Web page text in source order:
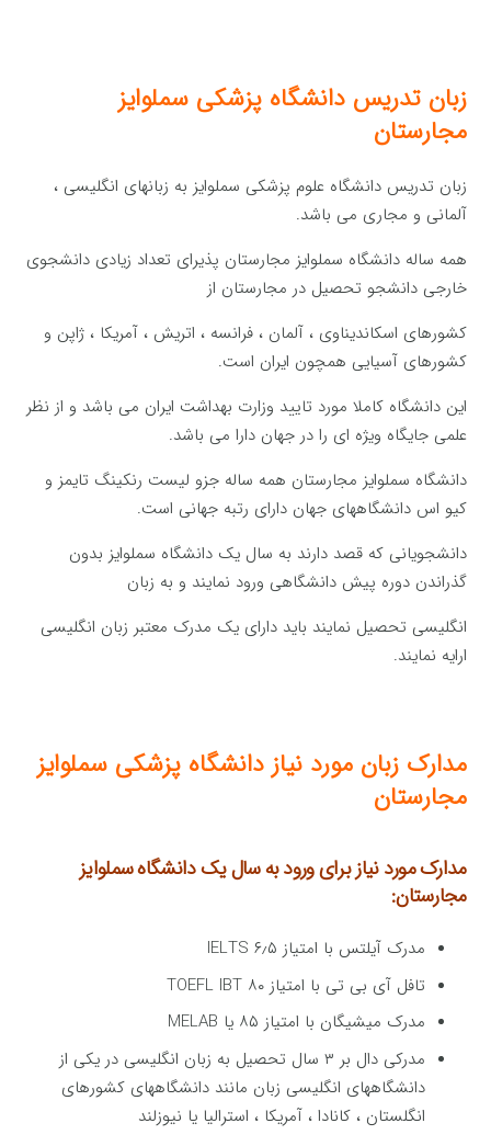
زبان تدریس دانشگاه پزشکی سملوایز
مجارستان
زبان تدریس دانشگاه علوم پزشکی سملوایز به زبانهای انگلیسی ،
آلمانی و مجاری می باشد.
همه ساله دانشگاه سملوایز مجارستان پذیرای تعداد زیادی دانشجوی
خارجی دانشجو تحصیل در مجارستان از
کشورهای اسکاندیناوی ، آلمان ، فرانسه ، اتریش ، آمریکا ، ژاپن و
کشورهای آسیایی همچون ایران است.
این دانشگاه کاملا مورد تایید وزارت بهداشت ایران می باشد و از نظر
علمی جایگاه ویژه ای را در جهان دارا می باشد.
دانشگاه سملوایز مجارستان همه ساله جزو لیست رنکینگ تایمز و
کیو اس دانشگاههای جهان دارای رتبه جهانی است.
دانشجویانی که قصد دارند به سال یک دانشگاه سملوایز بدون
گذراندن دوره پیش دانشگاهی ورود نمایند و به زبان
انگلیسی تحصیل نمایند باید دارای یک مدرک معتبر زبان انگلیسی
ارایه نمایند.
مدارک زبان مورد نیاز دانشگاه پزشکی سملوایز
مجارستان
مدارک مورد نیاز برای ورود به سال یک دانشگاه سملوایز
مجارستان:
مدرک آیلتس با امتیاز ۶٫۵ IELTS
تافل آی بی تی با امتیاز ۸۰ TOEFL IBT
مدرک میشیگان با امتیاز ۸۵ یا MELAB
مدرکی دال بر ۳ سال تحصیل به زبان انگلیسی در یکی از
دانشگاههای انگلیسی زبان مانند دانشگاههای کشورهای
انگلستان ، کانادا ، آمریکا ، استرالیا یا نیوزلند